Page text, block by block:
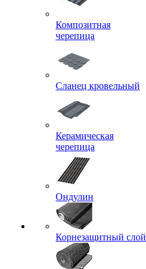
Композитная
черепица
Сланец кровельный
Керамическая
черепица
Ондулин
Корнезащитный слой